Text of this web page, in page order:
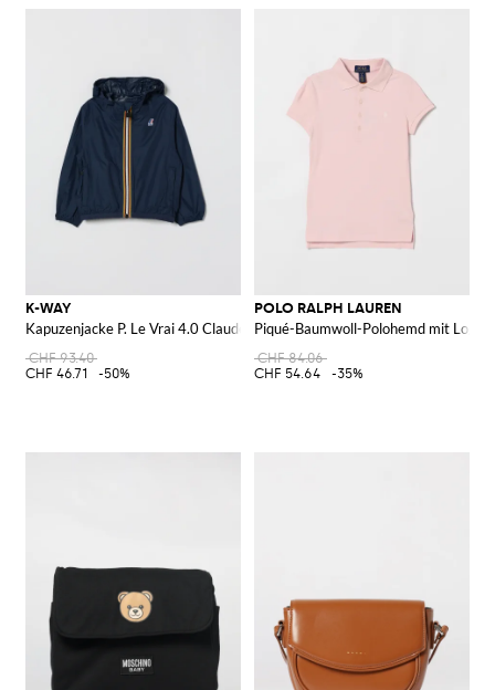
K-WAY
Kapuzenjacke P. Le Vrai 4.0 Claude
CHF 93.40
CHF 46.71
-50%
POLO RALPH LAUREN
Piqué-Baumwoll-Polohemd mit Logo
CHF 84.06
CHF 54.64
-35%